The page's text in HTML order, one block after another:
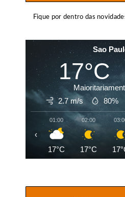
Fique por dentro das
Sao
17°C
2.7 m/s
80%
01:00
17°C
02:00
17°C
‹